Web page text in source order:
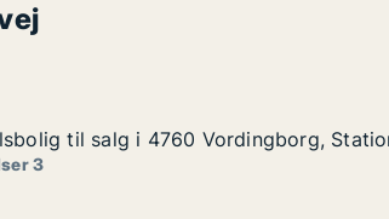
Stationsvej
i 4760 Vordingborg, Stationsvej
til salg i 4760 Vordingborg,
til salg i 4760 Vordingborg,
3